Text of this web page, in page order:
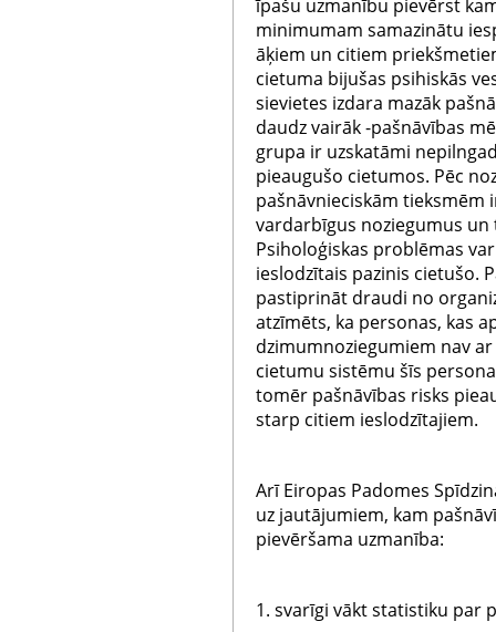
īpašu uzmanību pievērst
minimumam samazinātu
āķiem un citiem
cietuma bijušas psihiskās
sievietes izdara mazāk
daudz vairāk -pašnāvības
grupa ir uzskatāmi
pieaugušo cietumos. Pēc
pašnāvnieciskām tieksmēm
vardarbīgus noziegumus
Psiholoģiskas problēmas
ieslodzītais pazinis cietušo.
pastiprināt draudi no
atzīmēts, ka personas, kas
dzimumnoziegumiem nav
cietumu sistēmu šīs
tomēr pašnāvības risks
starp citiem ieslodzītajiem.
Arī Eiropas Padomes
uz jautājumiem, kam
pievēršama uzmanība:
1. svarīgi vākt statistiku par